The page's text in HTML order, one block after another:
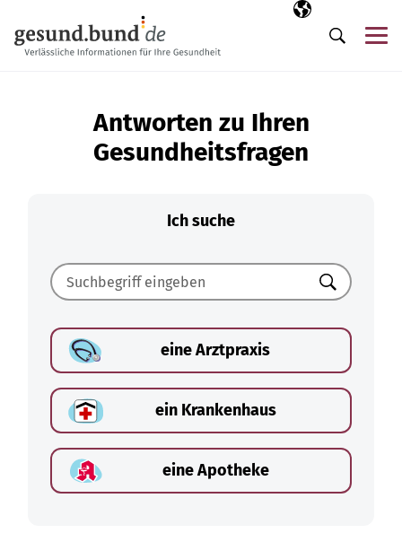
Ausgewählte
DE
Suche
Antworten zu Ihren
Gesundheitsfragen
Ich suche
Suchen
eine Arztpraxis
ein Krankenhaus
eine Apotheke